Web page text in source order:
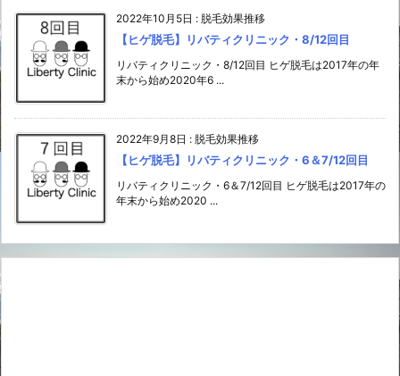
2022年10月5日 : 脱毛効果推移
【ヒゲ脱毛】リバティクリニック・8/12回目
リバティクリニック・8/12回目 ヒゲ脱毛は2017年の年
末から始め2020年6 ...
2022年9月8日 : 脱毛効果推移
【ヒゲ脱毛】リバティクリニック・6＆7/12回目
リバティクリニック・6＆7/12回目 ヒゲ脱毛は2017年の
年末から始め2020 ...